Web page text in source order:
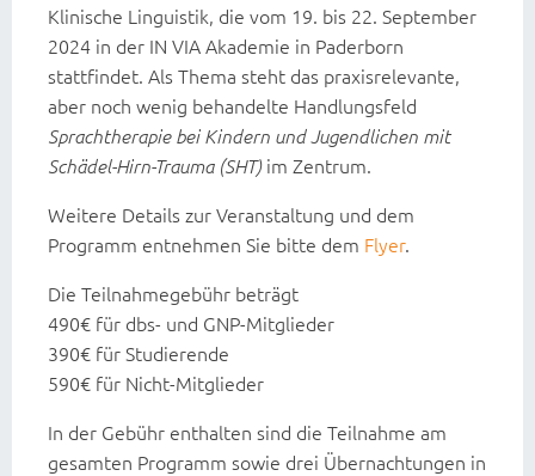
Klinische Linguistik, die vom 19. bis 22. September
2024 in der IN VIA Akademie in Paderborn
stattfindet. Als Thema steht das praxisrelevante,
aber noch wenig behandelte Handlungsfeld
Sprachtherapie bei Kindern und Jugendlichen mit
Schädel-Hirn-Trauma (SHT) im Zentrum.
Weitere Details zur Veranstaltung und dem
Programm entnehmen Sie bitte dem Flyer.
Die Teilnahmegebühr beträgt
490€ für dbs- und GNP-Mitglieder
390€ für Studierende
590€ für Nicht-Mitglieder
In der Gebühr enthalten sind die Teilnahme am
gesamten Programm sowie drei Übernachtungen in